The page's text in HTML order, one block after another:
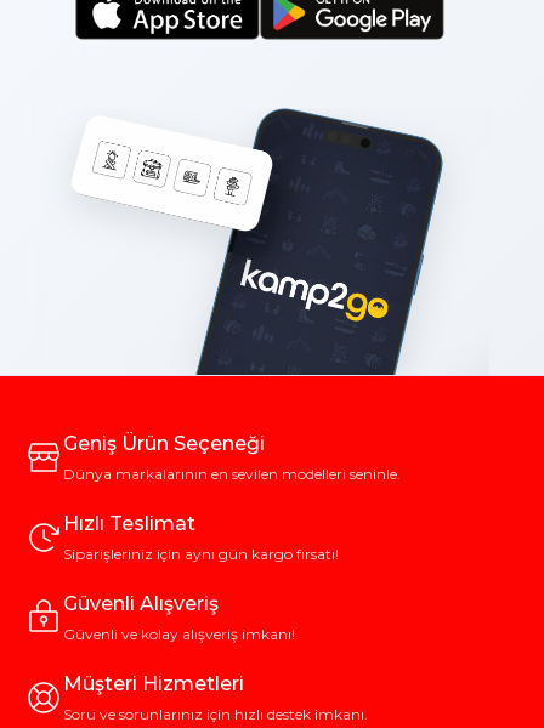
Geniş Ürün Seçeneği
Dünya markalarının en sevilen modelleri seninle.
Hızlı Teslimat
Siparişleriniz için aynı gün kargo fırsatı!
Güvenli Alışveriş
Güvenli ve kolay alışveriş imkanı!
Müşteri Hizmetleri
Soru ve sorunlarınız için hızlı destek imkanı.